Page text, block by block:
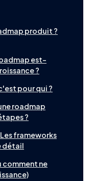
produit ?
est-
?
pour qui ?
roadmap
?
frameworks
détail
comment ne